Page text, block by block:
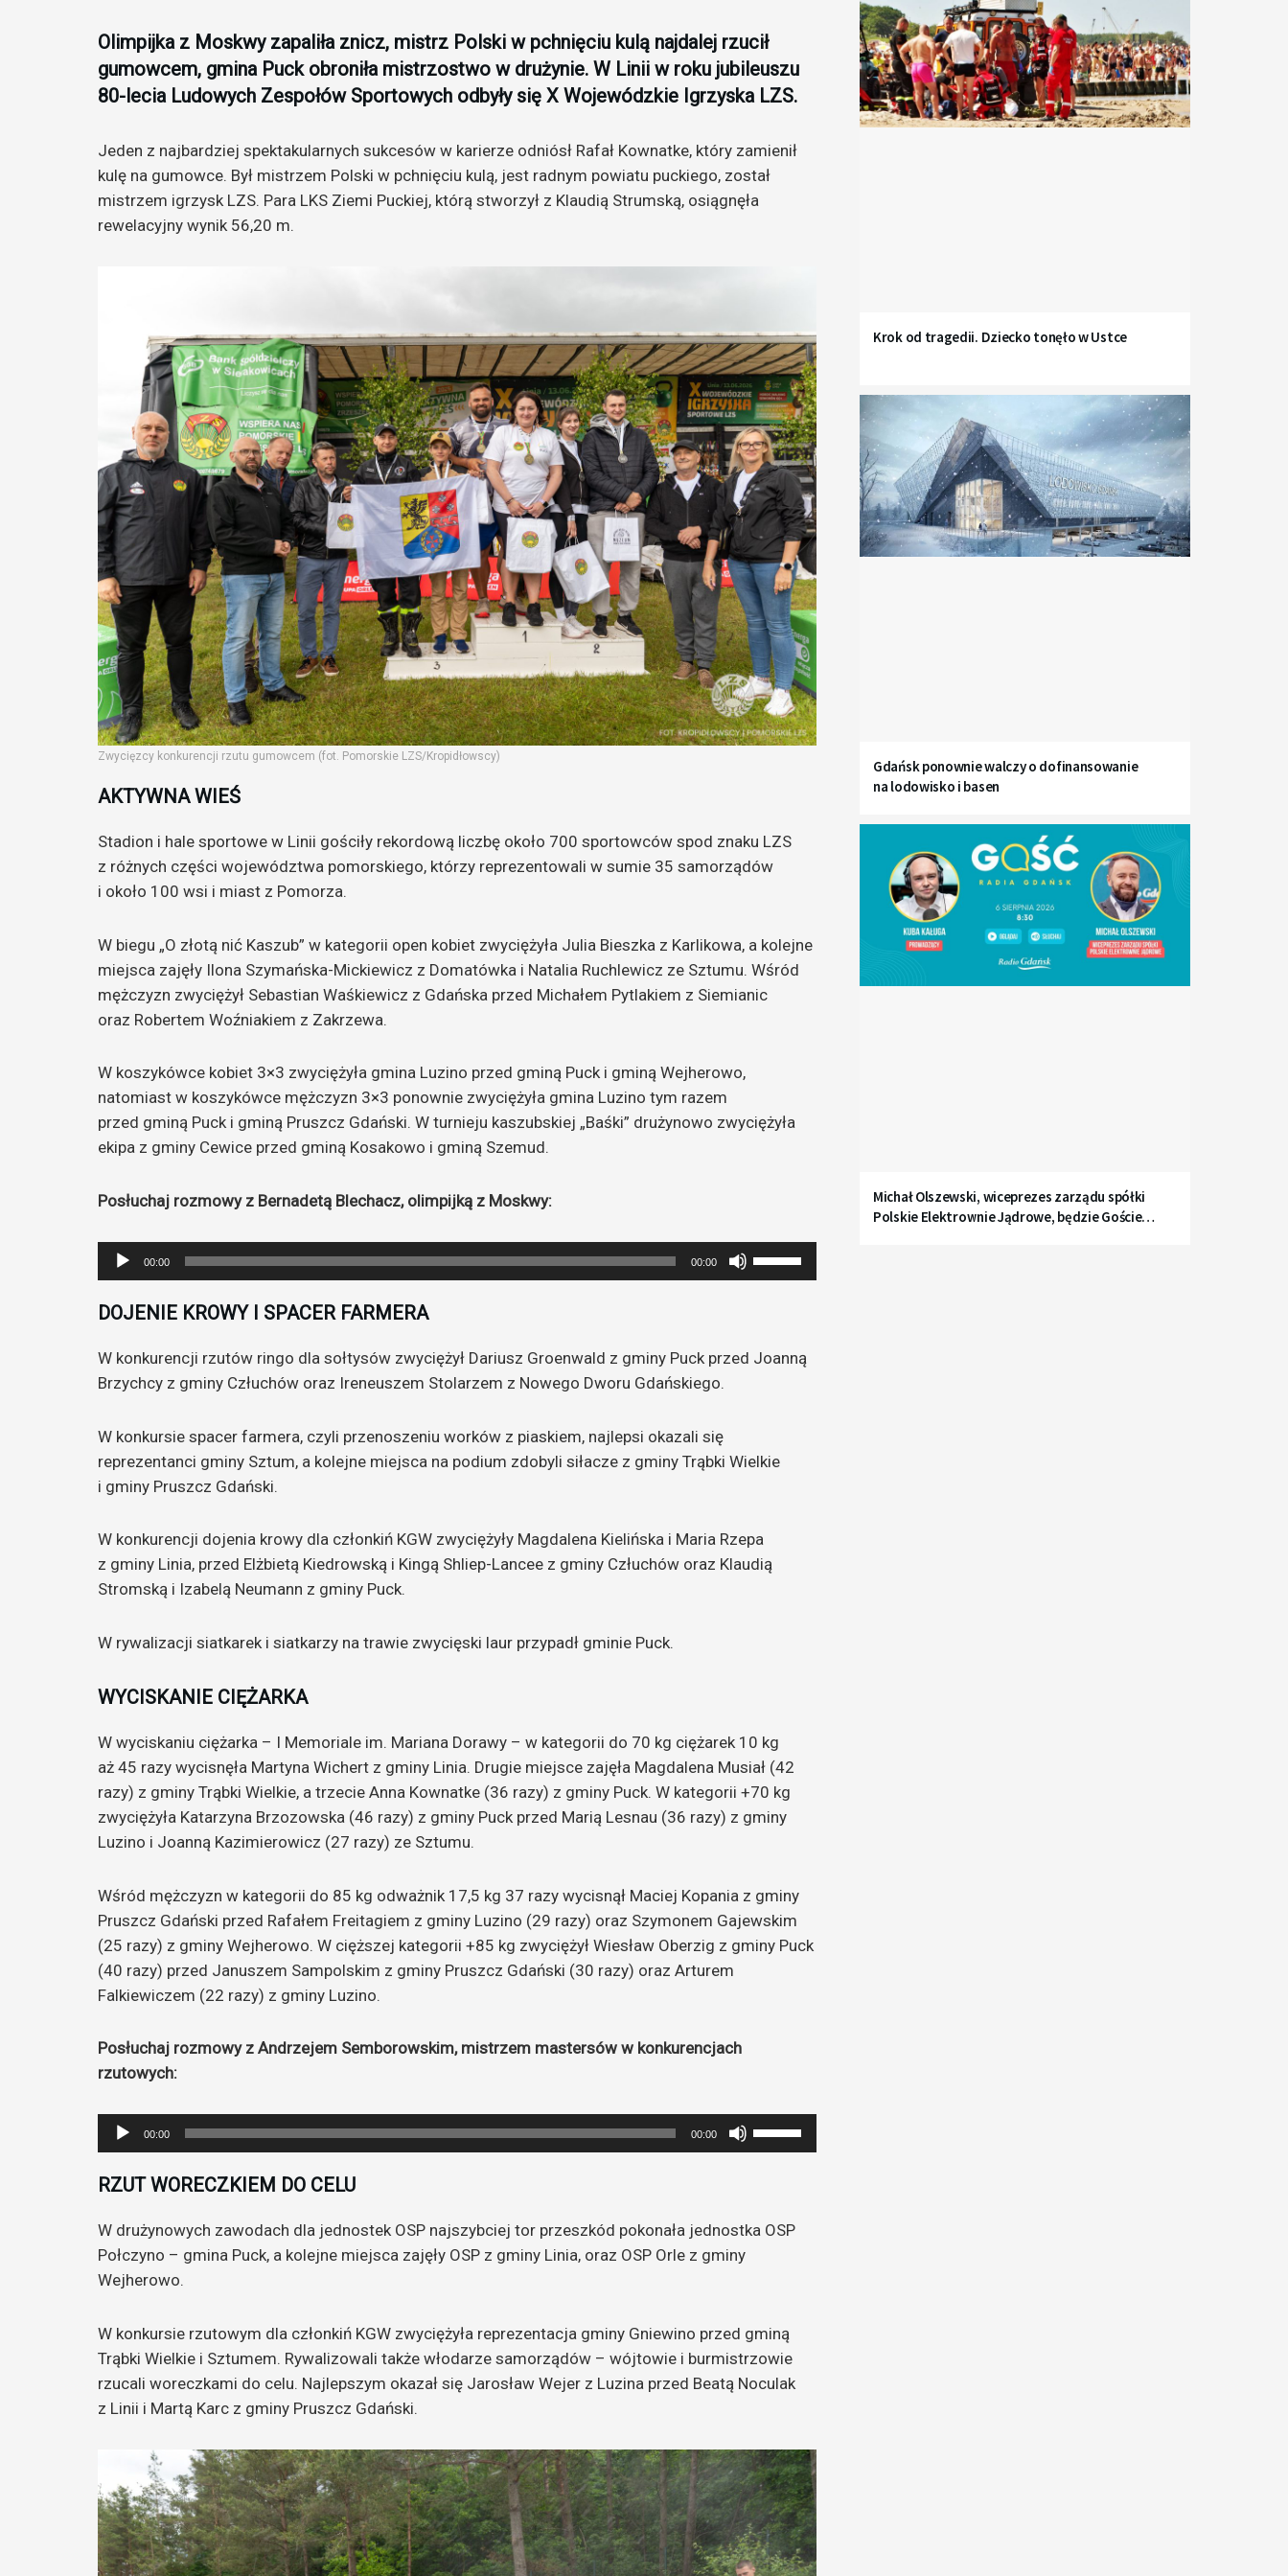
Olimpijka z Moskwy zapaliła znicz, mistrz Polski w pchnięciu kulą najdalej rzucił
gumowcem, gmina Puck obroniła mistrzostwo w drużynie. W Linii w roku jubileuszu
80-lecia Ludowych Zespołów Sportowych odbyły się X Wojewódzkie Igrzyska LZS.
Jeden z najbardziej spektakularnych sukcesów w karierze odniósł Rafał Kownatke, który zamienił
kulę na gumowce. Był mistrzem Polski w pchnięciu kulą, jest radnym powiatu puckiego, został
mistrzem igrzysk LZS. Para LKS Ziemi Puckiej, którą stworzył z Klaudią Strumską, osiągnęła
rewelacyjny wynik 56,20 m.
Zwycięzcy konkurencji rzutu gumowcem (fot. Pomorskie LZS/Kropidłowscy)
AKTYWNA WIEŚ
Stadion i hale sportowe w Linii gościły rekordową liczbę około 700 sportowców spod znaku LZS
z różnych części województwa pomorskiego, którzy reprezentowali w sumie 35 samorządów
i około 100 wsi i miast z Pomorza.
W biegu „O złotą nić Kaszub” w kategorii open kobiet zwyciężyła Julia Bieszka z Karlikowa, a kolejne
miejsca zajęły Ilona Szymańska-Mickiewicz z Domatówka i Natalia Ruchlewicz ze Sztumu. Wśród
mężczyzn zwyciężył Sebastian Waśkiewicz z Gdańska przed Michałem Pytlakiem z Siemianic
oraz Robertem Woźniakiem z Zakrzewa.
W koszykówce kobiet 3×3 zwyciężyła gmina Luzino przed gminą Puck i gminą Wejherowo,
natomiast w koszykówce mężczyzn 3×3 ponownie zwyciężyła gmina Luzino tym razem
przed gminą Puck i gminą Pruszcz Gdański. W turnieju kaszubskiej „Baśki” drużynowo zwyciężyła
ekipa z gminy Cewice przed gminą Kosakowo i gminą Szemud.
Posłuchaj rozmowy z Bernadetą Blechacz, olimpijką z Moskwy:
Odtwarzacz
plików
dźwiękowych
00:00 00:00
strzałek
oraz
zwiększyć
DOJENIE KROWY I SPACER FARMERA
W konkurencji rzutów ringo dla sołtysów zwyciężył Dariusz Groenwald z gminy Puck przed Joanną
Brzychcy z gminy Człuchów oraz Ireneuszem Stolarzem z Nowego Dworu Gdańskiego.
W konkursie spacer farmera, czyli przenoszeniu worków z piaskiem, najlepsi okazali się
reprezentanci gminy Sztum, a kolejne miejsca na podium zdobyli siłacze z gminy Trąbki Wielkie
i gminy Pruszcz Gdański.
W konkurencji dojenia krowy dla członkiń KGW zwyciężyły Magdalena Kielińska i Maria Rzepa
z gminy Linia, przed Elżbietą Kiedrowską i Kingą Shliep-Lancee z gminy Człuchów oraz Klaudią
Stromską i Izabelą Neumann z gminy Puck.
W rywalizacji siatkarek i siatkarzy na trawie zwycięski laur przypadł gminie Puck.
WYCISKANIE CIĘŻARKA
W wyciskaniu ciężarka – I Memoriale im. Mariana Dorawy – w kategorii do 70 kg ciężarek 10 kg
aż 45 razy wycisnęła Martyna Wichert z gminy Linia. Drugie miejsce zajęła Magdalena Musiał (42
razy) z gminy Trąbki Wielkie, a trzecie Anna Kownatke (36 razy) z gminy Puck. W kategorii +70 kg
zwyciężyła Katarzyna Brzozowska (46 razy) z gminy Puck przed Marią Lesnau (36 razy) z gminy
Luzino i Joanną Kazimierowicz (27 razy) ze Sztumu.
Wśród mężczyzn w kategorii do 85 kg odważnik 17,5 kg 37 razy wycisnął Maciej Kopania z gminy
Pruszcz Gdański przed Rafałem Freitagiem z gminy Luzino (29 razy) oraz Szymonem Gajewskim
(25 razy) z gminy Wejherowo. W cięższej kategorii +85 kg zwyciężył Wiesław Oberzig z gminy Puck
(40 razy) przed Januszem Sampolskim z gminy Pruszcz Gdański (30 razy) oraz Arturem
Falkiewiczem (22 razy) z gminy Luzino.
Posłuchaj rozmowy z Andrzejem Semborowskim, mistrzem mastersów w konkurencjach
rzutowych:
Odtwarzacz
plików
dźwiękowych
00:00 00:00
strzałek
oraz
zwiększyć
zmniejszyć
RZUT WORECZKIEM DO CELU
W drużynowych zawodach dla jednostek OSP najszybciej tor przeszkód pokonała jednostka OSP
Połczyno – gmina Puck, a kolejne miejsca zajęły OSP z gminy Linia, oraz OSP Orle z gminy
Wejherowo.
W konkursie rzutowym dla członkiń KGW zwyciężyła reprezentacja gminy Gniewino przed gminą
Trąbki Wielkie i Sztumem. Rywalizowali także włodarze samorządów – wójtowie i burmistrzowie
rzucali woreczkami do celu. Najlepszym okazał się Jarosław Wejer z Luzina przed Beatą Noculak
z Linii i Martą Karc z gminy Pruszcz Gdański.
Krok od tragedii. Dziecko tonęło w Ustce
Gdańsk ponownie walczy o dofinansowanie
na lodowisko i basen
Michał Olszewski, wiceprezes zarządu spółki
Polskie Elektrownie Jądrowe, będzie Gościem